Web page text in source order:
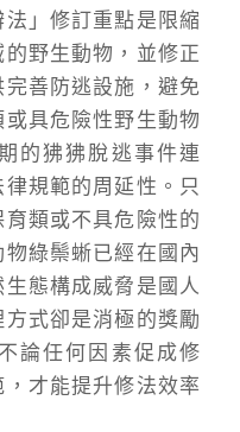
」修訂重點是限縮
野生動物，並修正
善防逃設施，避免
具危險性野生動物
的狒狒脫逃事件連
規範的周延性。只
類或不具危險性的
綠鬃蜥已經在國內
態構成威脅是國人
式卻是消極的獎勵
論任何因素促成修
才能提升修法效率